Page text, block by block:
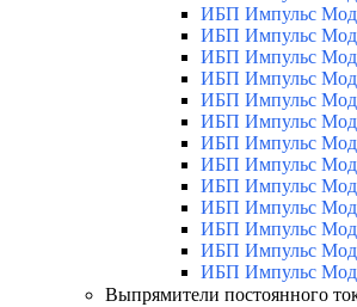
ИБП Импульс
ИБП Импульс
ИБП Импульс
ИБП Импульс
ИБП Импульс
ИБП Импульс
ИБП Импульс
ИБП Импульс
ИБП Импульс
ИБП Импульс
ИБП Импульс
ИБП Импульс
ИБП Импульс
Выпрямители постоянного